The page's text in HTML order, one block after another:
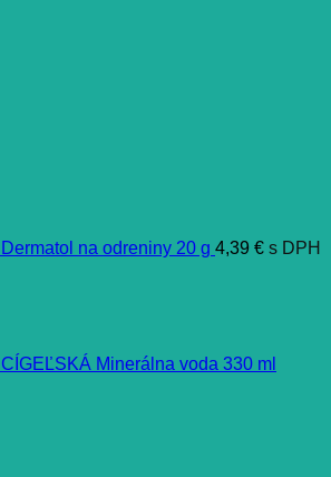
Dermatol na odreniny 20 g 4,39 € s DPH
CÍGEĽSKÁ Minerálna voda 330 ml